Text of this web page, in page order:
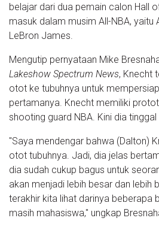
belajar dari dua pemain calon Hall
masuk dalam musim All-NBA, yaitu
LeBron James.
Mengutip pernyataan Mike
Lakeshow Spectrum News, Knecht
otot ke tubuhnya untuk
pertamanya. Knecht memiliki
shooting guard NBA. Kini dia
"Saya mendengar bahwa (Dalton)
otot tubuhnya. Jadi, dia jelas
dia sudah cukup bagus untuk
akan menjadi lebih besar dan lebih
terakhir kita lihat darinya beberapa
masih mahasiswa," ungkap